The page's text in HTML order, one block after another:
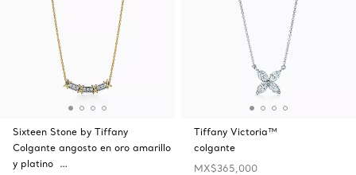
Sixteen Stone by Tiffany
Colgante angosto en oro amarillo
y platino …
Tiffany Victoria™
colgante
MX$365,000